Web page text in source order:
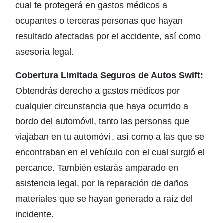
cual te protegerá en gastos médicos a
ocupantes o terceras personas que hayan
resultado afectadas por el accidente, así como
asesoría legal.
Cobertura Limitada Seguros de Autos Swift:
Obtendrás derecho a gastos médicos por
cualquier circunstancia que haya ocurrido a
bordo del automóvil, tanto las personas que
viajaban en tu automóvil, así como a las que se
encontraban en el vehículo con el cual surgió el
percance. También estarás amparado en
asistencia legal, por la reparación de daños
materiales que se hayan generado a raíz del
incidente.